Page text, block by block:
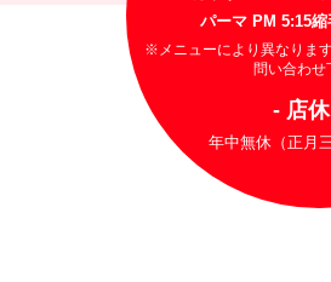
パーマ PM 5:15縮
※メニューにより異なりま
問い合わせ
- 店
年中無休（正月